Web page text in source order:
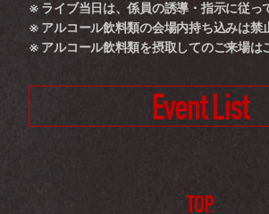
※ ライブ当日は、係員の誘導・指示に従っ
※ アルコール飲料類の会場内持ち込みは禁
※ アルコール飲料類を摂取してのご来場は
Event List
TOP